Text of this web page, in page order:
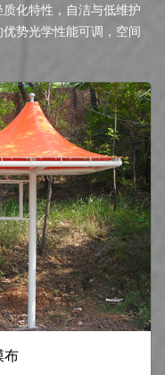
化特性，自洁与低维护
势光学性能可调，空间
布